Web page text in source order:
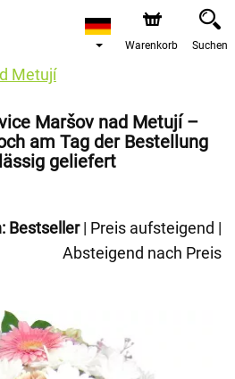
Warenkorb Suchen
Metují
Maršov nad Metují –
am Tag der Bestellung
geliefert
Bestseller| Preis aufsteigend |
Absteigend nach Preis